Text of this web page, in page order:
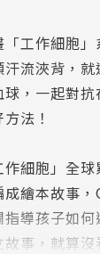
工作細胞」
流浹背，就
，一起對抗
法！
胞」全球
本故事，Q
孩子如何避
，就算沒